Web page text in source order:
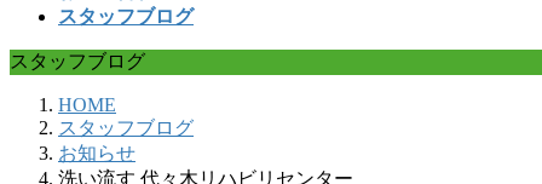
スタッフブログ
スタッフブログ
HOME
スタッフブログ
お知らせ
洗い流す 代々木リハビリセンター